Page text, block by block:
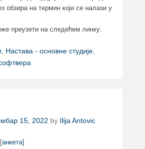
обзира на термин који се налази у
преузети на следећем линку:
Настава - основне студије
15, 2022 by Ilija Antovic
анкета]